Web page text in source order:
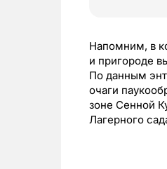
Напомним, в
и пригороде
По данным
очаги
зоне Сенной
Лагерного